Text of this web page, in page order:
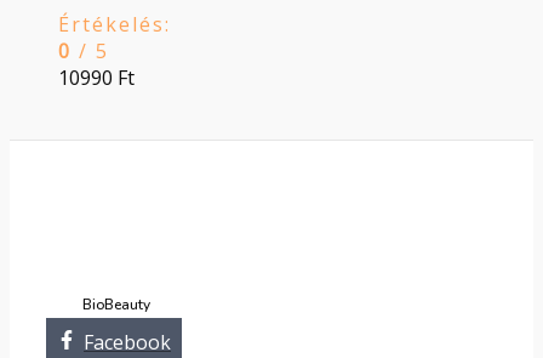
Értékelés:
0 / 5
10990 Ft
BioBeauty
Facebook